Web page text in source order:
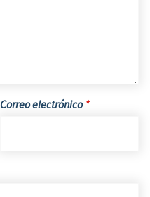
Correo electrónico *